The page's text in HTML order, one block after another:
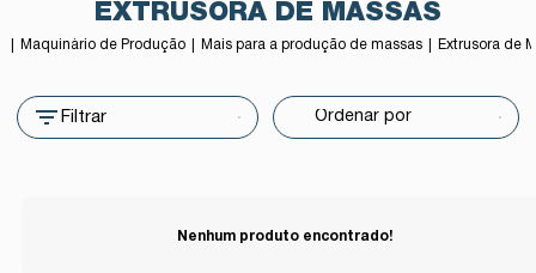
EXTRUSORA DE MASSAS
Maquinário de Produção Mais para a produção de massas Extrusora de
Filtrar
Nenhum produto encontrado!